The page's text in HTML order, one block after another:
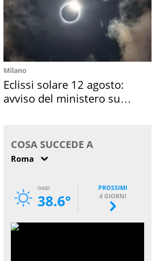
Milano
Eclissi solare 12 agosto:
avviso del ministero su